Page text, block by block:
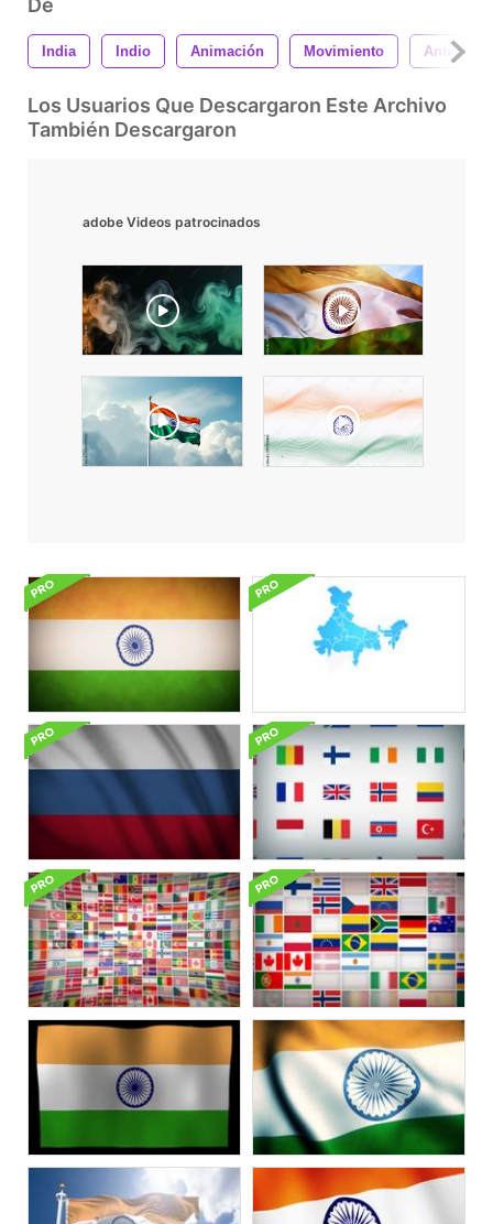
De
India Indio Animación Movimiento
Los Usuarios Que Descargaron Este Archivo
También Descargaron
adobe Videos patrocinados